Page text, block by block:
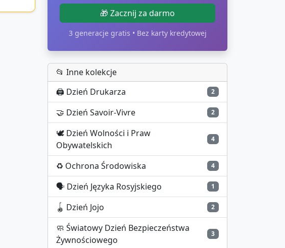
🎁 Zacznij za darmo
3 generacje gratis • Bez karty kredytowej
📂 Inne kolekcje
🖨️ Dzień Drukarza 2
🤝 Dzień Savoir-Vivre 2
🕊️ Dzień Wolności i Praw
Obywatelskich
4
♻️ Ochrona Środowiska 4
🗣️ Dzień Języka Rosyjskiego 1
🪀 Dzień Jojo 2
🧼 Światowy Dzień Bezpieczeństwa
Żywnościowego
3